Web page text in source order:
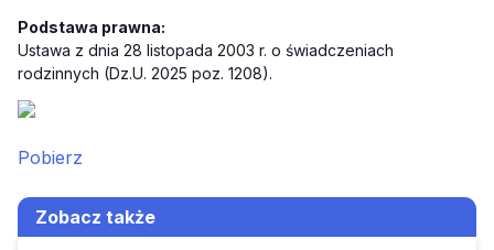
Podstawa prawna:
Ustawa z dnia 28 listopada 2003 r. o świadczeniach
rodzinnych (Dz.U. 2025 poz. 1208).
Pobierz
Zobacz także